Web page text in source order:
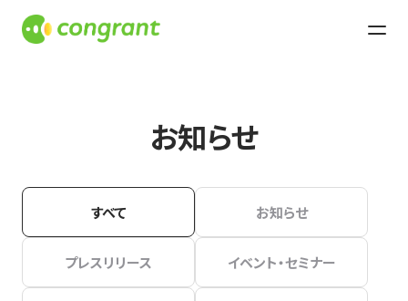
お知らせ
すべて お知らせ
プレスリリース イベント・セミナー